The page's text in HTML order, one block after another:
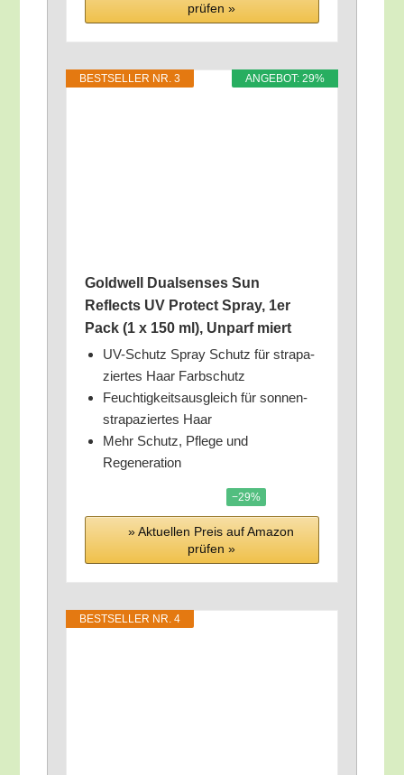
prü­fen »
ANGE­BOT: 29%
BEST­SEL­LER NR. 3
Gold­well Dual­sen­ses Sun
Reflects UV Pro­tect Spray, 1er
Pack (1 x 150 ml), Unparf miert
UV-Schutz Spray Schutz für stra­pa­
zier­tes Haar Farbschutz
Feuch­tig­keits­aus­gleich für son­nen­
stra­pa­zier­tes Haar
Mehr Schutz, Pfle­ge und
Regeneration
−29%
» Aktu­el­len Preis auf Ama­zon
prü­fen »
BEST­SEL­LER NR. 4